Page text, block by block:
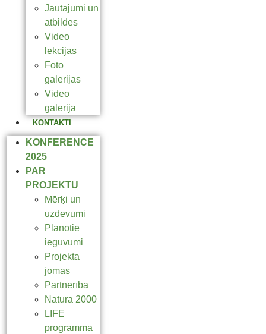
Jautājumi un
atbildes
Video
lekcijas
Foto
galerijas
Video
galerija
KONTAKTI
KONFERENCE
2025
PAR
PROJEKTU
Mērķi un
uzdevumi
Plānotie
ieguvumi
Projekta
jomas
Partnerība
Natura 2000
LIFE
programma